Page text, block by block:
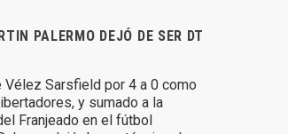
PALERMO DEJÓ DE SER DT
Vélez Sarsfield por 4 a 0 como
y sumado a la
Franjeado en el fútbol